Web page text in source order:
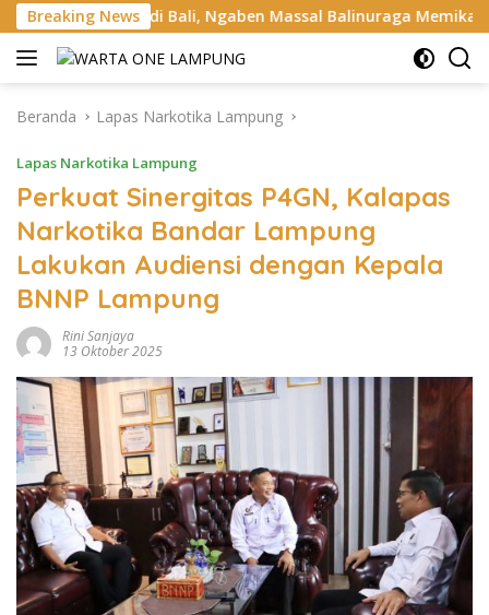
Langsung
ke
konten
Breaking News
Bali, Ngaben Massal Balinuraga Memikat Turis Italia dan
Beranda Lapas Narkotika Lampung
Lapas Narkotika Lampung
Perkuat Sinergitas P4GN, Kalapas
Narkotika Bandar Lampung
Lakukan Audiensi dengan Kepala
BNNP Lampung
Rini Sanjaya
13 Oktober 2025